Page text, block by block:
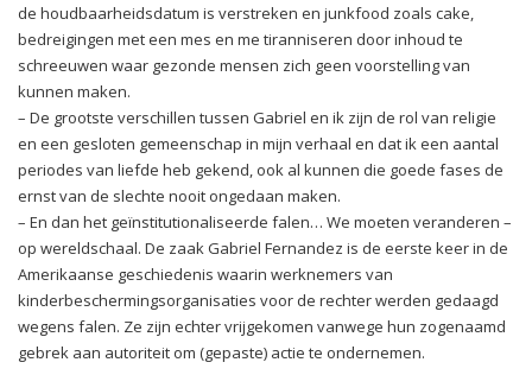
de houdbaarheidsdatum is verstreken en junkfood zoals cake,
bedreigingen met een mes en me tiranniseren door inhoud te
schreeuwen waar gezonde mensen zich geen voorstelling van
kunnen maken.
– De grootste verschillen tussen Gabriel en ik zijn de rol van religie
en een gesloten gemeenschap in mijn verhaal en dat ik een aantal
periodes van liefde heb gekend, ook al kunnen die goede fases de
ernst van de slechte nooit ongedaan maken.
– En dan het geïnstitutionaliseerde falen… We moeten veranderen –
op wereldschaal. De zaak Gabriel Fernandez is de eerste keer in de
Amerikaanse geschiedenis waarin werknemers van
kinderbeschermingsorganisaties voor de rechter werden gedaagd
wegens falen. Ze zijn echter vrijgekomen vanwege hun zogenaamd
gebrek aan autoriteit om (gepaste) actie te ondernemen.